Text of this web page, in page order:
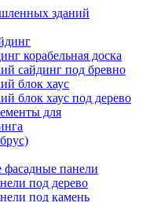
зданий
корабельная доска
сайдинг под бревно
блок хаус
блок хаус под дерево
для
фасадные панели
под дерево
под камень